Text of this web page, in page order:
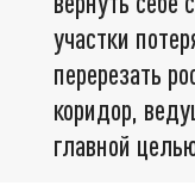
участки
перерезать
коридор,
главной